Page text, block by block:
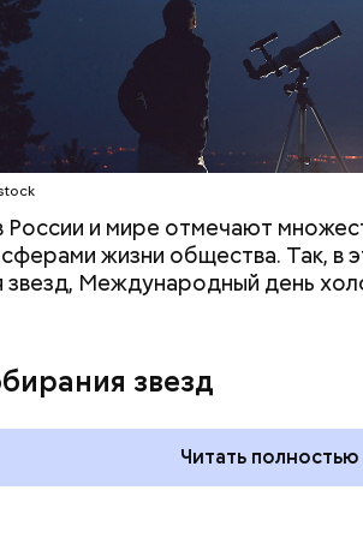
России и мире отмечают
жизни общества. Так, в
звезд, Международный день
звезд
Читать полностью